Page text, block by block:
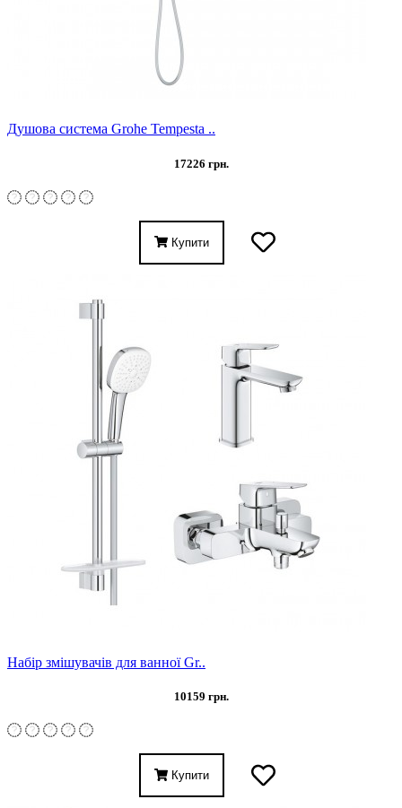
Душова система Grohe Tempesta ..
17226 грн.
Купити
Набір змішувачів для ванної Gr..
10159 грн.
Купити